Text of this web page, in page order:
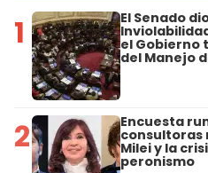
1 El Senado
el Gobierno
del Manejo
2 Encuesta
consultoras
Milei y la
peronismo